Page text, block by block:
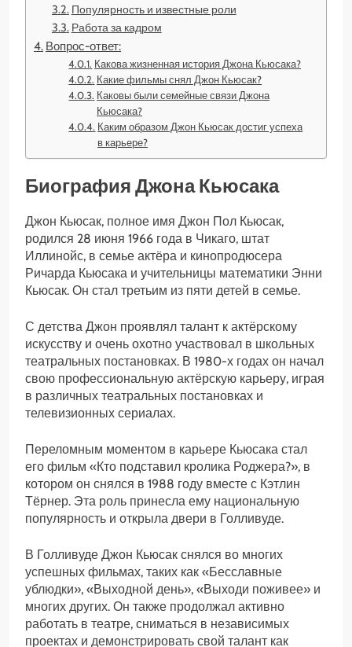
Популярность и известные роли
Работа за кадром
Вопрос-ответ:
Какова жизненная история Джона Кьюсака?
Какие фильмы снял Джон Кьюсак?
Каковы были семейные связи Джона
Кьюсака?
Каким образом Джон Кьюсак достиг успеха
в карьере?
Биография Джона Кьюсака
Джон Кьюсак, полное имя Джон Пол Кьюсак,
родился 28 июня 1966 года в Чикаго, штат
Иллинойс, в семье актёра и кинопродюсера
Ричарда Кьюсака и учительницы математики Энни
Кьюсак. Он стал третьим из пяти детей в семье.
С детства Джон проявлял талант к актёрскому
искусству и очень охотно участвовал в школьных
театральных постановках. В 1980-х годах он начал
свою профессиональную актёрскую карьеру, играя
в различных театральных постановках и
телевизионных сериалах.
Переломным моментом в карьере Кьюсака стал
его фильм «Кто подставил кролика Роджера?», в
котором он снялся в 1988 году вместе с Кэтлин
Тёрнер. Эта роль принесла ему национальную
популярность и открыла двери в Голливуде.
В Голливуде Джон Кьюсак снялся во многих
успешных фильмах, таких как «Бесславные
ублюдки», «Выходной день», «Выходи поживее» и
многих других. Он также продолжал активно
работать в театре, сниматься в независимых
проектах и демонстрировать свой талант как